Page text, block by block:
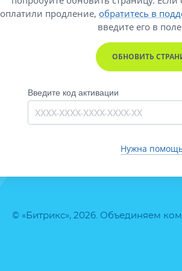
© «Битрикс», 2026. Объединяем
оплатили продление, обратитесь в
введите его в
ОБНОВИТЬ
Введите код активации
Нужна